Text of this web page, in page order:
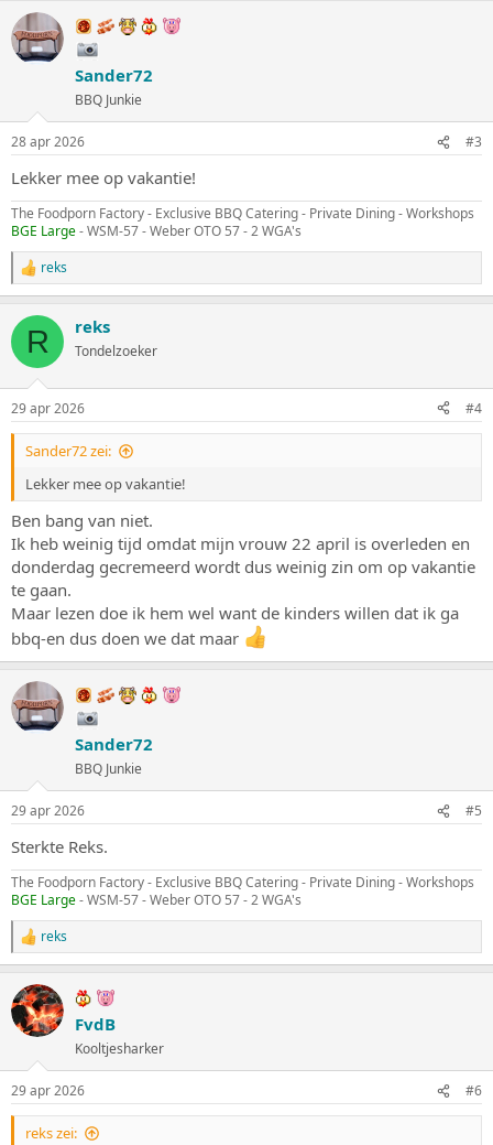
r
d
e
e
:
Sander72
BBQ Junkie
28 apr 2026 #3
Lekker mee op vakantie!
The Foodporn Factory - Exclusive BBQ Catering - Private Dining - Workshops
BGE Large- WSM-57 - Weber OTO 57 - 2 WGA's
W
a
r
e
n
g
e
reks
R reks
Tondelzoeker
29 apr 2026 #4
Sander72 zei:
Lekker mee op vakantie!
Ben bang van niet.
Ik heb weinig tijd omdat mijn vrouw 22 april is overleden en
donderdag gecremeerd wordt dus weinig zin om op vakantie
te gaan.
Maar lezen doe ik hem wel want de kinders willen dat ik ga
bbq-en dus doen we dat maar
Sander72
BBQ Junkie
29 apr 2026 #5
Sterkte Reks.
The Foodporn Factory - Exclusive BBQ Catering - Private Dining - Workshops
BGE Large- WSM-57 - Weber OTO 57 - 2 WGA's
W
a
r
d
e
i
n
g
e
reks
FvdB
Kooltjesharker
29 apr 2026 #6
reks zei: